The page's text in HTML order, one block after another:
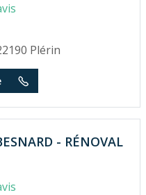
Plérin
- RÉNOVAL